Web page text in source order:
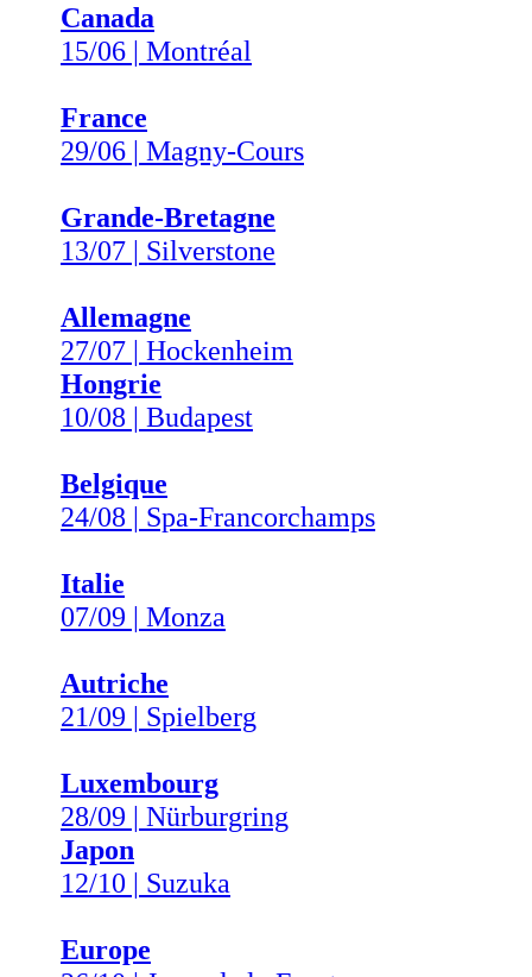
Canada
15/06 | Montréal
France
29/06 | Magny-Cours
Grande-Bretagne
13/07 | Silverstone
Allemagne
27/07 | Hockenheim
Hongrie
10/08 | Budapest
Belgique
24/08 | Spa-Francorchamps
Italie
07/09 | Monza
Autriche
21/09 | Spielberg
Luxembourg
28/09 | Nürburgring
Japon
12/10 | Suzuka
Europe